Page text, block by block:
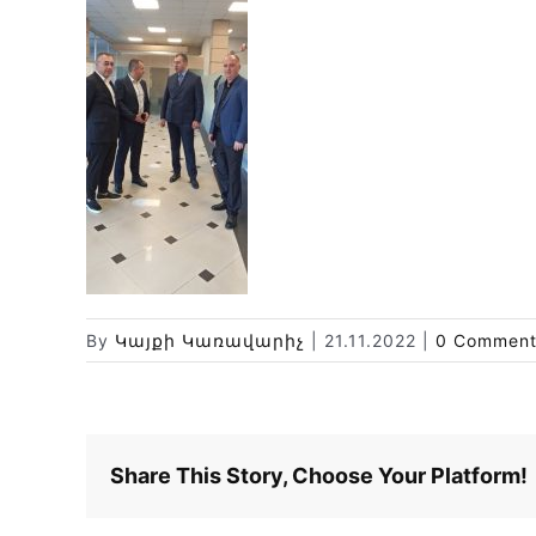
By Կայքի Կառավարիչ 21.11.2022 0
Share This Story, Choose Your Platform!